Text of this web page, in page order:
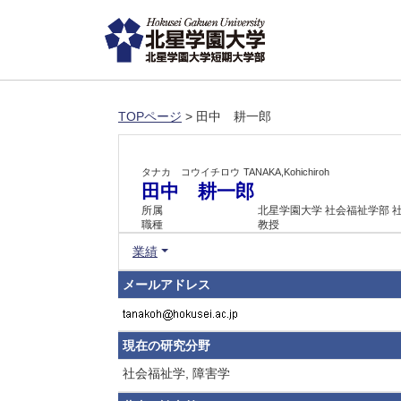
TOPページ > 田中 耕一郎
タナカ コウイチロウ TANAKA,Kohichiroh
田中 耕一郎
所属
北星学園大学 社会福祉学部
職種
教授
業績
メールアドレス
現在の研究分野
社会福祉学, 障害学